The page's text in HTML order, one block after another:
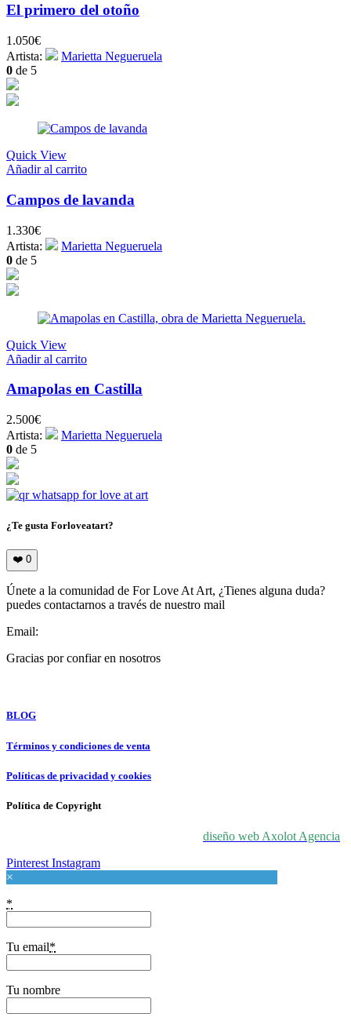
El primero del otoño
1.050€
Artista:
Marietta Negueruela
0 de 5
Quick View
Añadir al carrito
Campos de lavanda
1.330€
Artista:
Marietta Negueruela
0 de 5
Quick View
Añadir al carrito
Amapolas en Castilla
2.500€
Artista:
Marietta Negueruela
0 de 5
¿Te gusta Forloveatart?
❤️ 0
Únete a la comunidad de For Love At Art, ¿Tienes alguna duda?
puedes contactarnos a través de nuestro mail
Email:
Gracias por confiar en nosotros
BLOG
Términos y condiciones de venta
Políticas de privacidad y cookies
Política de Copyright
diseño web Axolot Agencia
Pinterest Instagram
×
*
Tu email*
Tu nombre